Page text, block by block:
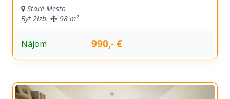
Staré Mesto
Byt 2izb. 98 m²
Nájom 990,- €